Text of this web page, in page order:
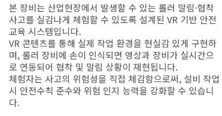
본 장비는 산업현장에서 발생할 수 있는 롤러 말림·협착
사고를 실감나게 체험할 수 있도록 설계된 VR 기반 안전
교육 시스템입니다.
VR 콘텐츠를 통해 실제 작업 환경을 현실감 있게 구현하
며, 롤러 장비에 손이 인식되면 영상과 장비가 실시간으
로 연동되어 협착 및 말림 상황이 재현됩니다.
체험자는 사고의 위험성을 직접 체감함으로써, 설비 작업
시 안전수칙 준수와 위험 인지 능력을 강화할 수 있습니
다.